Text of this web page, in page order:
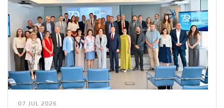
07 JUL 2026